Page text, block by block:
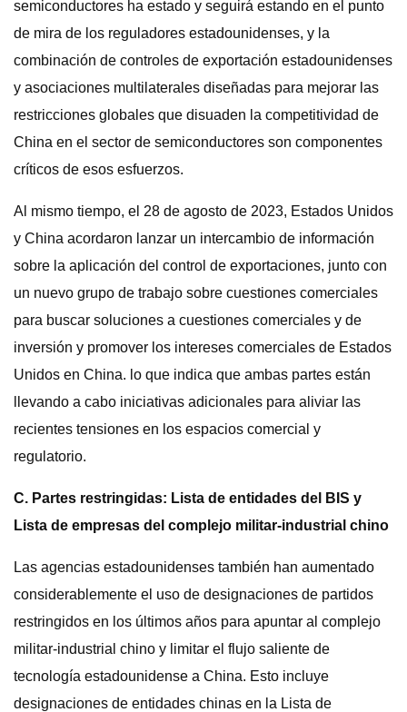
semiconductores ha estado y seguirá estando en el punto
de mira de los reguladores estadounidenses, y la
combinación de controles de exportación estadounidenses
y asociaciones multilaterales diseñadas para mejorar las
restricciones globales que disuaden la competitividad de
China en el sector de semiconductores son componentes
críticos de esos esfuerzos.
Al mismo tiempo, el 28 de agosto de 2023, Estados Unidos
y China acordaron lanzar un intercambio de información
sobre la aplicación del control de exportaciones, junto con
un nuevo grupo de trabajo sobre cuestiones comerciales
para buscar soluciones a cuestiones comerciales y de
inversión y promover los intereses comerciales de Estados
Unidos en China. lo que indica que ambas partes están
llevando a cabo iniciativas adicionales para aliviar las
recientes tensiones en los espacios comercial y
regulatorio.
C. Partes restringidas: Lista de entidades del BIS y
Lista de empresas del complejo militar-industrial chino
Las agencias estadounidenses también han aumentado
considerablemente el uso de designaciones de partidos
restringidos en los últimos años para apuntar al complejo
militar-industrial chino y limitar el flujo saliente de
tecnología estadounidense a China. Esto incluye
designaciones de entidades chinas en la Lista de